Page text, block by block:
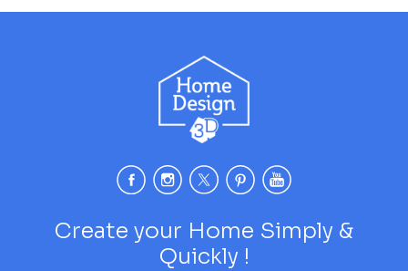
Create your Home Simply &
Quickly !